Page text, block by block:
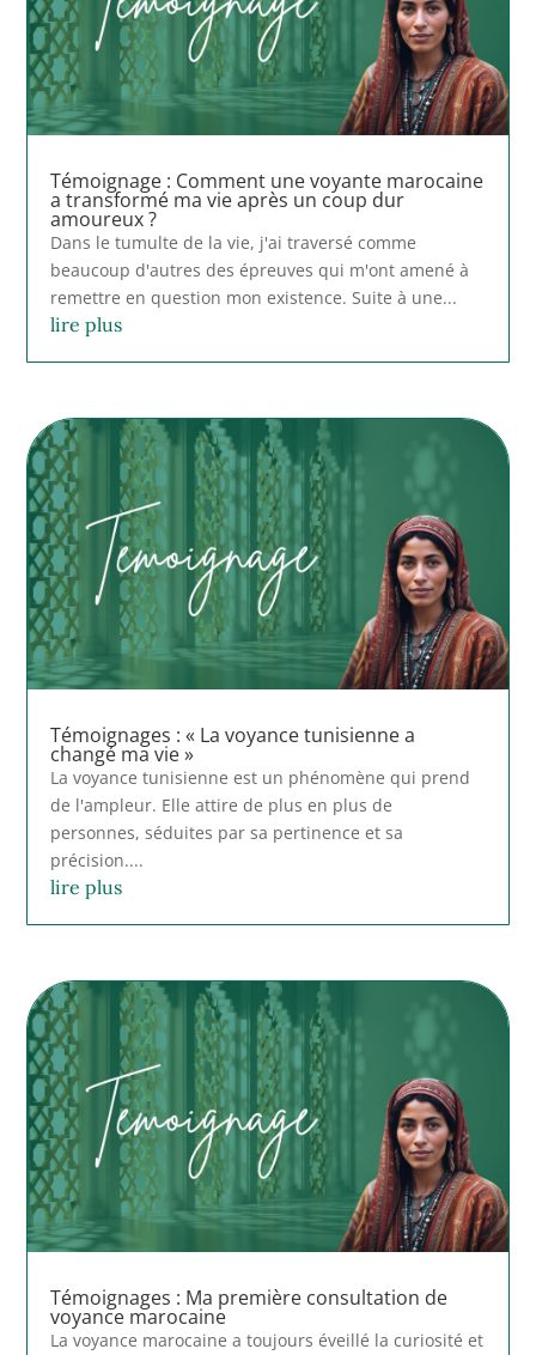
Témoignage : Comment une voyante marocaine
a transformé ma vie après un coup dur
amoureux ?
Dans le tumulte de la vie, j'ai traversé comme
beaucoup d'autres des épreuves qui m'ont amené à
remettre en question mon existence. Suite à une...
lire plus
Témoignages : « La voyance tunisienne a
changé ma vie »
La voyance tunisienne est un phénomène qui prend
de l'ampleur. Elle attire de plus en plus de
personnes, séduites par sa pertinence et sa
précision....
lire plus
Témoignages : Ma première consultation de
voyance marocaine
La voyance marocaine a toujours éveillé la curiosité et